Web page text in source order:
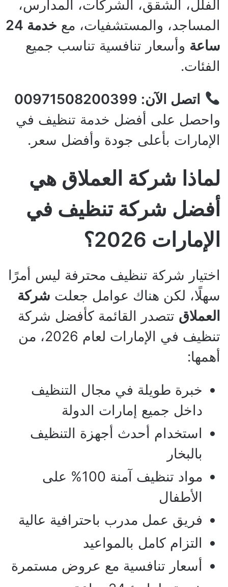
الفلل، الشقق، الشركات، المدارس،
المساجد، والمستشفيات، مع
خدمة 24
ساعة وأسعار تنافسية تناسب جميع
الفئات.
اتصل الآن: 00971508200399
واحصل على أفضل خدمة تنظيف في
الإمارات بأعلى جودة وأفضل سعر.
لماذا شركة العملاق هي
أفضل شركة تنظيف في
الإمارات 2026؟
اختيار شركة تنظيف محترفة ليس أمرًا
سهلًا، لكن هناك عوامل جعلت شركة
العملاق تتصدر القائمة كأفضل شركة
تنظيف في الإمارات لعام 2026، من
أهمها:
خبرة طويلة في مجال التنظيف
داخل جميع إمارات الدولة
استخدام أحدث أجهزة التنظيف
بالبخار
مواد تنظيف آمنة 100% على
الأطفال
فريق عمل مدرب باحترافية عالية
التزام كامل بالمواعيد
أسعار تنافسية مع عروض مستمرة